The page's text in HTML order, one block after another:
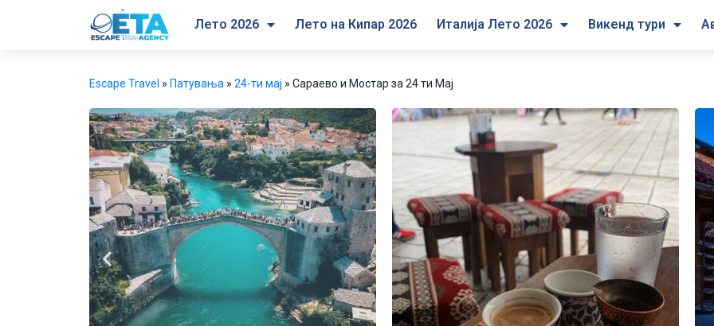
Лето 2026 Лето на Кипар 2026 Италија Лето 2026 Викенд тури
Escape Travel » Патувања » 24-ти мај » Сараево и Мостар за 24 ти Мај